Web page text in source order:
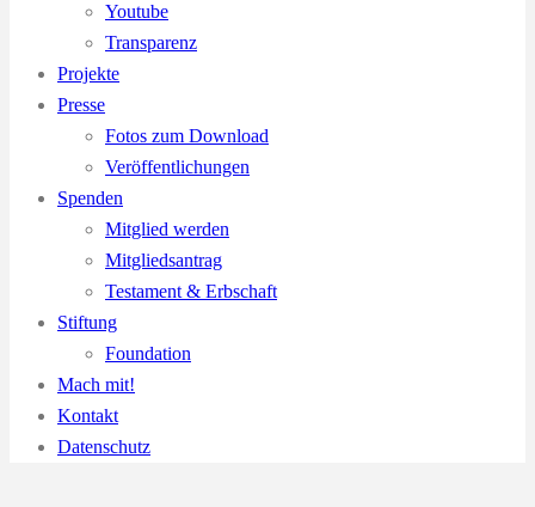
Youtube
Transparenz
Projekte
Presse
Fotos zum Download
Veröffentlichungen
Spenden
Mitglied werden
Mitgliedsantrag
Testament & Erbschaft
Stiftung
Foundation
Mach mit!
Kontakt
Datenschutz